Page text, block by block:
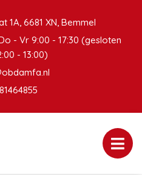
1A, 6681 XN, Bemmel
- Vr 9:00 - 17:30 (gesloten
- 13:00)